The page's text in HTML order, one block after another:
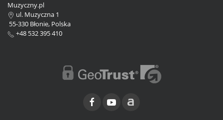
Muzyczny.pl
ul. Muzyczna 1
55-330 Błonie, Polska
+48 532 395 410